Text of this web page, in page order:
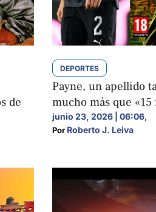
de
DEPORTES
Payne, un apellido
mucho más que
junio 23, 2026 | 06:06,
Por Roberto J. Leiva